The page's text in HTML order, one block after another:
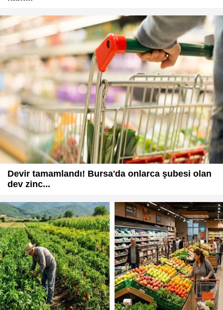
Devir tamamlandı! Bursa'da onlarca şubesi olan
dev zinc...